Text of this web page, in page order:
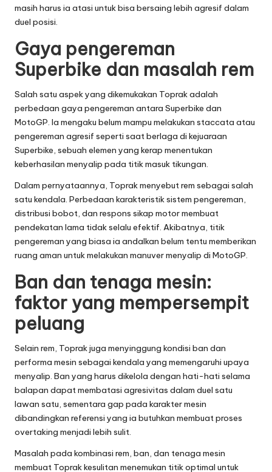
masih harus ia atasi untuk bisa bersaing lebih agresif dalam
duel posisi.
Gaya pengereman
Superbike dan masalah rem
Salah satu aspek yang dikemukakan Toprak adalah
perbedaan gaya pengereman antara Superbike dan
MotoGP. Ia mengaku belum mampu melakukan staccata atau
pengereman agresif seperti saat berlaga di kejuaraan
Superbike, sebuah elemen yang kerap menentukan
keberhasilan menyalip pada titik masuk tikungan.
Dalam pernyataannya, Toprak menyebut rem sebagai salah
satu kendala. Perbedaan karakteristik sistem pengereman,
distribusi bobot, dan respons sikap motor membuat
pendekatan lama tidak selalu efektif. Akibatnya, titik
pengereman yang biasa ia andalkan belum tentu memberikan
ruang aman untuk melakukan manuver menyalip di MotoGP.
Ban dan tenaga mesin:
faktor yang mempersempit
peluang
Selain rem, Toprak juga menyinggung kondisi ban dan
performa mesin sebagai kendala yang memengaruhi upaya
menyalip. Ban yang harus dikelola dengan hati-hati selama
balapan dapat membatasi agresivitas dalam duel satu
lawan satu, sementara gap pada karakter mesin
dibandingkan referensi yang ia butuhkan membuat proses
overtaking menjadi lebih sulit.
Masalah pada kombinasi rem, ban, dan tenaga mesin
membuat Toprak kesulitan menemukan titik optimal untuk